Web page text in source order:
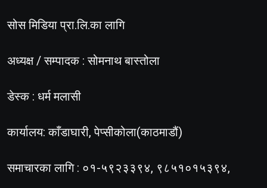
सोस मिडिया प्रा.लि.का लागि
अध्यक्ष / सम्पादक : सोमनाथ बास्तोला
डेस्क : धर्म मलासी
कार्यालय: काँडाघारी, पेप्सीकोला(काठमाडौं)
समाचारका लागि : ०१-५९२३३९४, ९८५१०१५३९४,